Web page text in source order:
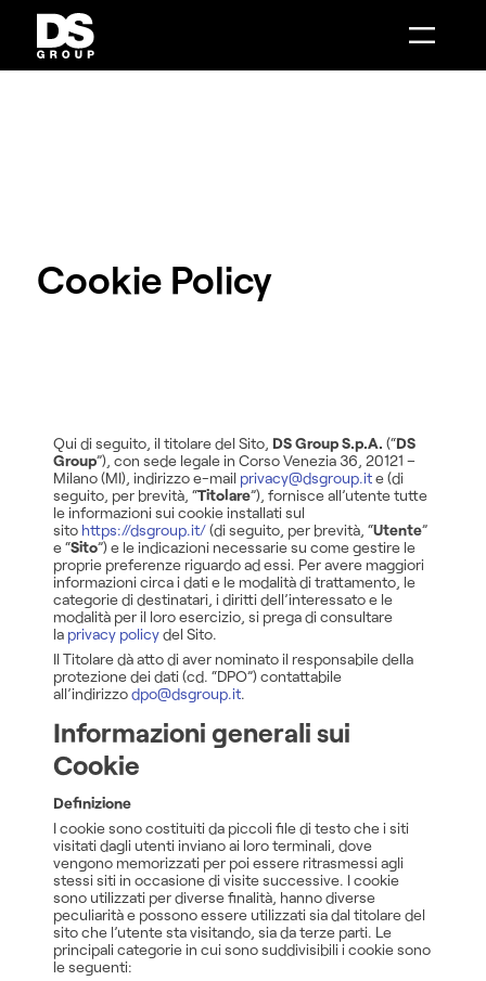
Distance Sales
AI Make
Intelligenza Artificiale
Mobile Solutions
Customer Engagement
System Integration
Intelligenza Artificiale
Digital Boutique
Smart Showroom
AI Make
Cookie Policy
Qui di seguito, il titolare del Sito, DS Group S.p.A. (“DS
Group”), con sede legale in Corso Venezia 36, 20121 –
Milano (MI), indirizzo e-mail privacy@dsgroup.ite (di
seguito, per brevità, “Titolare”), fornisce all’utente tutte
le informazioni sui cookie installati sul
sito https://dsgroup.it/(di seguito, per brevità, “Utente”
e “Sito”) e le indicazioni necessarie su come gestire le
proprie preferenze riguardo ad essi. Per avere maggiori
informazioni circa i dati e le modalità di trattamento, le
categorie di destinatari, i diritti dell’interessato e le
modalità per il loro esercizio, si prega di consultare
la privacy policydel Sito.
Il Titolare dà atto di aver nominato il responsabile della
protezione dei dati (cd. “DPO”) contattabile
all’indirizzodpo@dsgroup.it.
Informazioni generali sui
Cookie
Definizione
I cookie sono costituiti da piccoli file di testo che i siti
visitati dagli utenti inviano ai loro terminali, dove
vengono memorizzati per poi essere ritrasmessi agli
stessi siti in occasione di visite successive. I cookie
sono utilizzati per diverse finalità, hanno diverse
peculiarità e possono essere utilizzati sia dal titolare del
sito che l’utente sta visitando, sia da terze parti. Le
principali categorie in cui sono suddivisibili i cookie sono
le seguenti: